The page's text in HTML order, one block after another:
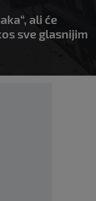
ali će
sve glasnijim